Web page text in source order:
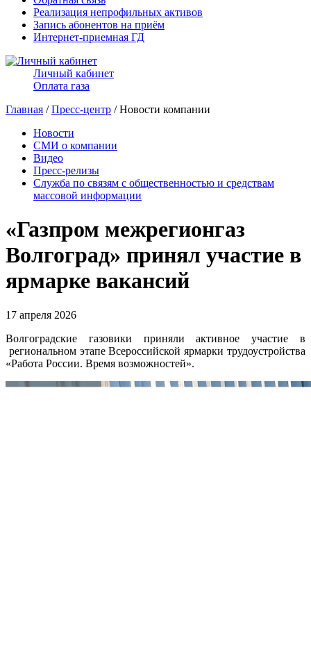
Реализация непрофильных активов
Запись абонентов на приём
Интернет-приемная ГД
Личный кабинет
Оплата газа
Главная /Пресс-центр / Новости компании
Новости
СМИ о компании
Видео
Пресс-релизы
Служба по связям с общественностью и средствам
массовой информации
«Газпром межрегионгаз
Волгоград» принял участие в
ярмарке вакансий
17 апреля 2026
Волгоградские газовики приняли активное участие в
региональном этапе Всероссийской ярмарки трудоустройства
«Работа России. Время возможностей».